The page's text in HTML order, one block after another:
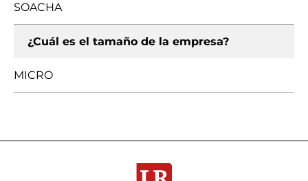
SOACHA
¿Cuál es el tamaño de la empresa?
MICRO